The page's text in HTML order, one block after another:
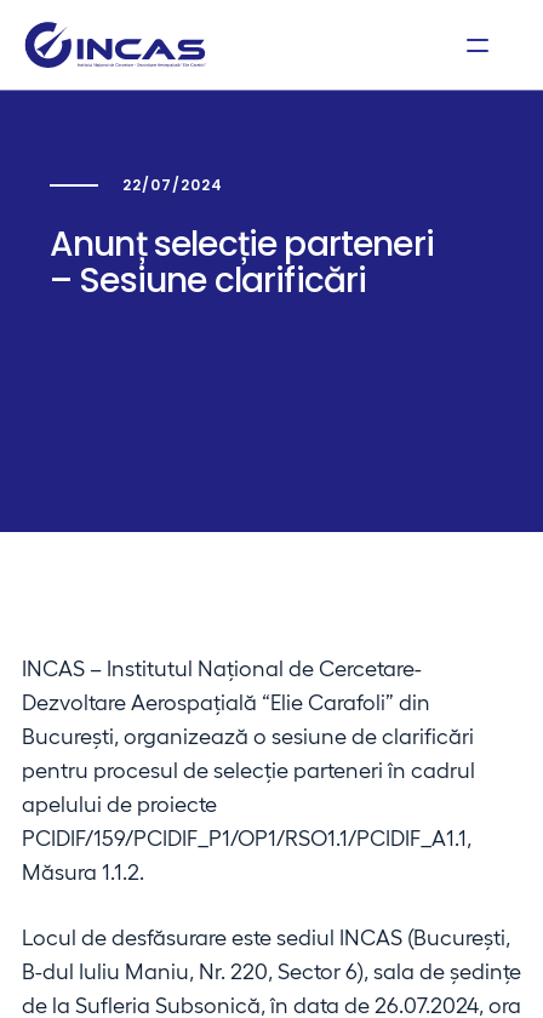
22/07/2024
Anunț selecție parteneri
– Sesiune clarificări
INCAS – Institutul Național de Cercetare-
Dezvoltare Aerospațială “Elie Carafoli” din
București, organizează o sesiune de clarificări
pentru procesul de selecție parteneri în cadrul
apelului de proiecte
PCIDIF/159/PCIDIF_P1/OP1/RSO1.1/PCIDIF_A1.1,
Măsura 1.1.2.
Locul de desfăsurare este sediul INCAS (București,
B-dul Iuliu Maniu, Nr. 220, Sector 6), sala de ședințe
de la Sufleria Subsonică, în data de 26.07.2024, ora